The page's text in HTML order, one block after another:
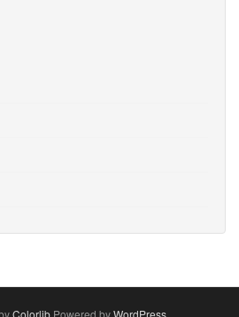
Colorlib Powered byWordPress